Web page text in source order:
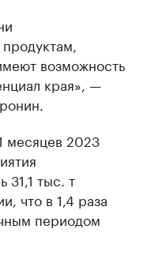
возможность
края», —
месяцев 2023
31,1 тыс. т
что в 1,4 раза
периодом